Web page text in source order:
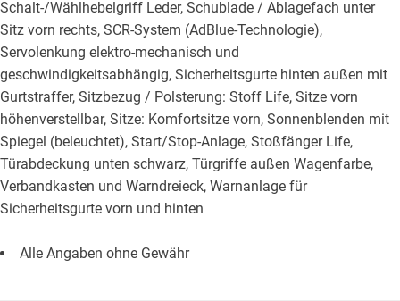
Schalt-/Wählhebelgriff Leder, Schublade / Ablagefach unter
Sitz vorn rechts, SCR-System (AdBlue-Technologie),
Servolenkung elektro-mechanisch und
geschwindigkeitsabhängig, Sicherheitsgurte hinten außen mit
Gurtstraffer, Sitzbezug / Polsterung: Stoff Life, Sitze vorn
höhenverstellbar, Sitze: Komfortsitze vorn, Sonnenblenden mit
Spiegel (beleuchtet), Start/Stop-Anlage, Stoßfänger Life,
Türabdeckung unten schwarz, Türgriffe außen Wagenfarbe,
Verbandkasten und Warndreieck, Warnanlage für
Sicherheitsgurte vorn und hinten
Alle Angaben ohne Gewähr